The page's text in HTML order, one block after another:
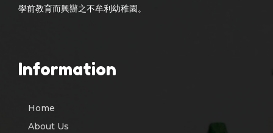
學前教育而興辦之不牟利幼稚園。
Information
Home
About Us